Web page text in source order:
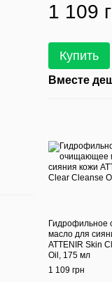
1 109
Купить
Вместе
масло для
ATTENIR Skin
Oil, 175 мл
1 109 грн